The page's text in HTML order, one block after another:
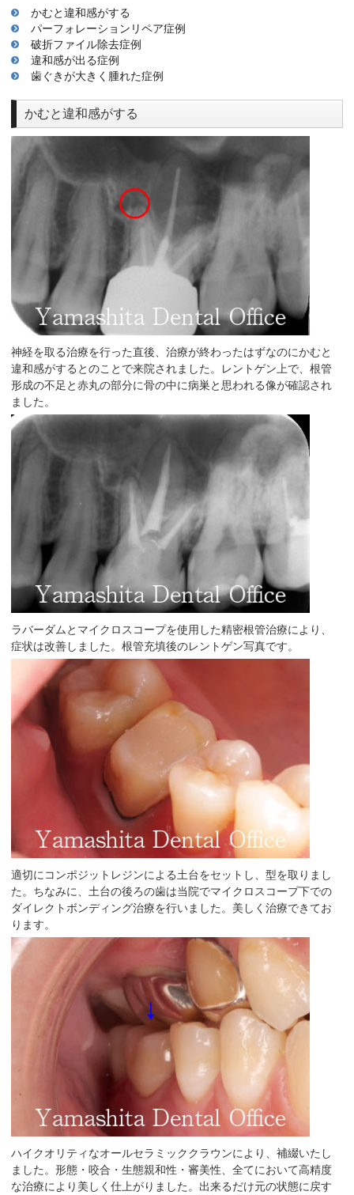
かむと違和感がする
パーフォレーションリペア症例
破折ファイル除去症例
違和感が出る症例
歯ぐきが大きく腫れた症例
かむと違和感がする
神経を取る治療を行った直後、治療が終わったはずなのにかむと
違和感がするとのことで来院されました。レントゲン上で、根管
形成の不足と赤丸の部分に骨の中に病巣と思われる像が確認され
ました。
ラバーダムとマイクロスコープを使用した精密根管治療により、
症状は改善しました。根管充填後のレントゲン写真です。
適切にコンポジットレジンによる土台をセットし、型を取りまし
た。ちなみに、土台の後ろの歯は当院でマイクロスコープ下での
ダイレクトボンディング治療を行いました。美しく治療できてお
ります。
ハイクオリティなオールセラミッククラウンにより、補綴いたし
ました。形態・咬合・生態親和性・審美性、全てにおいて高精度
な治療により美しく仕上がりました。出来るだけ元の状態に戻す